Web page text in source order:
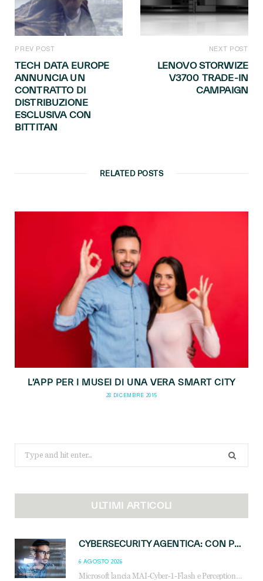
PREV POST
TECH DATA EUROPE
ANNUNCIA UN
CONTRATTO DI
DISTRIBUZIONE
ESCLUSIVA CON
BITTITAN
NEXT POST
LENOVO STORWIZE
V3700 TRADE-IN
CAMPAIGN
RELATED POSTS
L’APP PER I MUSEI DI UNA VERA SMART CITY
28 DICEMBRE 2015
Search
for:
ULTIMI ARTICOLI
CYBERSECURITY AGENTICA: CON PERCEPTION E MAI-CYBER-1-FLASH MICROSOFT APRE NUOVI SERVIZI PER IL CANALE
6 AGOSTO 2026
Microsoft lancia MAI-Cyber-1-Flash e Perception: cybersecurity agentica in preview dal 3 novembre. Cosa cambia per MSP, system integrator e reseller.